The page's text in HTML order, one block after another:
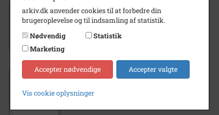
1968
Sammenkomst med ægtefæller for den nye
kommunalbestyrelse i Tølløse
Sognerådet St. Tåstrup 1958 - 1962
arkiv.dk anvender cookies til at forbedre din
brugeroplevelse og til indsamling af statistik.
Nødvendig
Statistik
Marketing
Accepter nødvendige Accepter valgte
Vis cookie oplysninger